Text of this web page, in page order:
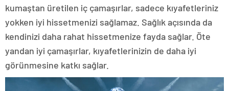
kumaştan üretilen iç çamaşırlar, sadece kıyafetleriniz
yokken iyi hissetmenizi sağlamaz. Sağlık açısında da
kendinizi daha rahat hissetmenize fayda sağlar. Öte
yandan iyi çamaşırlar, kıyafetlerinizin de daha iyi
görünmesine katkı sağlar.